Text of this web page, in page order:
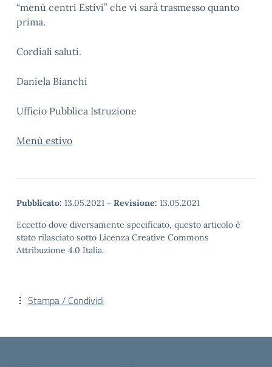
“menù centri Estivi” che vi sarà trasmesso quanto
prima.
Cordiali saluti.
Daniela Bianchi
Ufficio Pubblica Istruzione
Menù estivo
Pubblicato: 13.05.2021 - Revisione: 13.05.2021
Eccetto dove diversamente specificato, questo articolo è
stato rilasciato sotto Licenza Creative Commons
Attribuzione 4.0 Italia.
Stampa / Condividi